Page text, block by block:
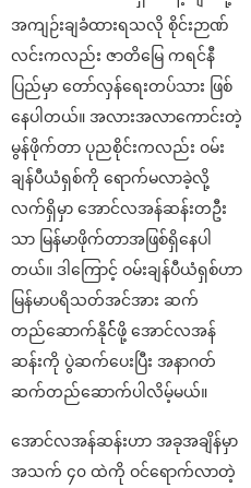
အကျဉ်းချခံထားရသလို စိုင်းဉာဏ်
လင်းကလည်း ဇာတိမြေ ကရင်နီ
ပြည်မှာ တော်လှန်ရေးတပ်သား ဖြစ်
နေပါတယ်။ အလားအလာကောင်းတဲ့
မွန်ဖိုက်တာ ပုညစိုင်းကလည်း ဝမ်း
ချန်ပီယံရှစ်ကို ရောက်မလာခဲ့လို့
လက်ရှိမှာ အောင်လအန်ဆန်းတဦး
သာ မြန်မာဖိုက်တာအဖြစ်ရှိနေပါ
တယ်။ ဒါကြောင့် ဝမ်းချန်ပီယံရှစ်ဟာ
မြန်မာပရိသတ်အင်အား ဆက်
တည်ဆောက်နိုင််ဖို့ အောင်လအန်
ဆန်းကို ပွဲဆက်ပေးပြီး အနာဂတ်
ဆက်တည်ဆောက်ပါလိမ့်မယ်။
အောင်လအန်ဆန်းဟာ အခုအချိန်မှာ
အသက် ၄၀ ထဲကို ဝင်ရောက်လာတဲ့